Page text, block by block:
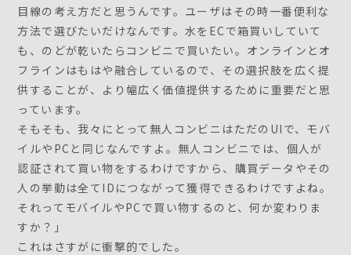
目線の考え方だと思うんです。ユーザはその時一番便利な
方法で選びたいだけなんです。水をECで箱買いしていて
も、のどが乾いたらコンビニで買いたい。オンラインとオ
フラインはもはや融合しているので、その選択肢を広く提
供することが、より幅広く価値提供するために重要だと思
っています。
そもそも、我々にとって無人コンビニはただのUIで、モバ
イルやPCと同じなんですよ。無人コンビニでは、個人が
認証されて買い物をするわけですから、購買データやその
人の挙動は全てIDにつながって獲得できるわけですよね。
それってモバイルやPCで買い物するのと、何か変わりま
すか？」
これはさすがに衝撃的でした。